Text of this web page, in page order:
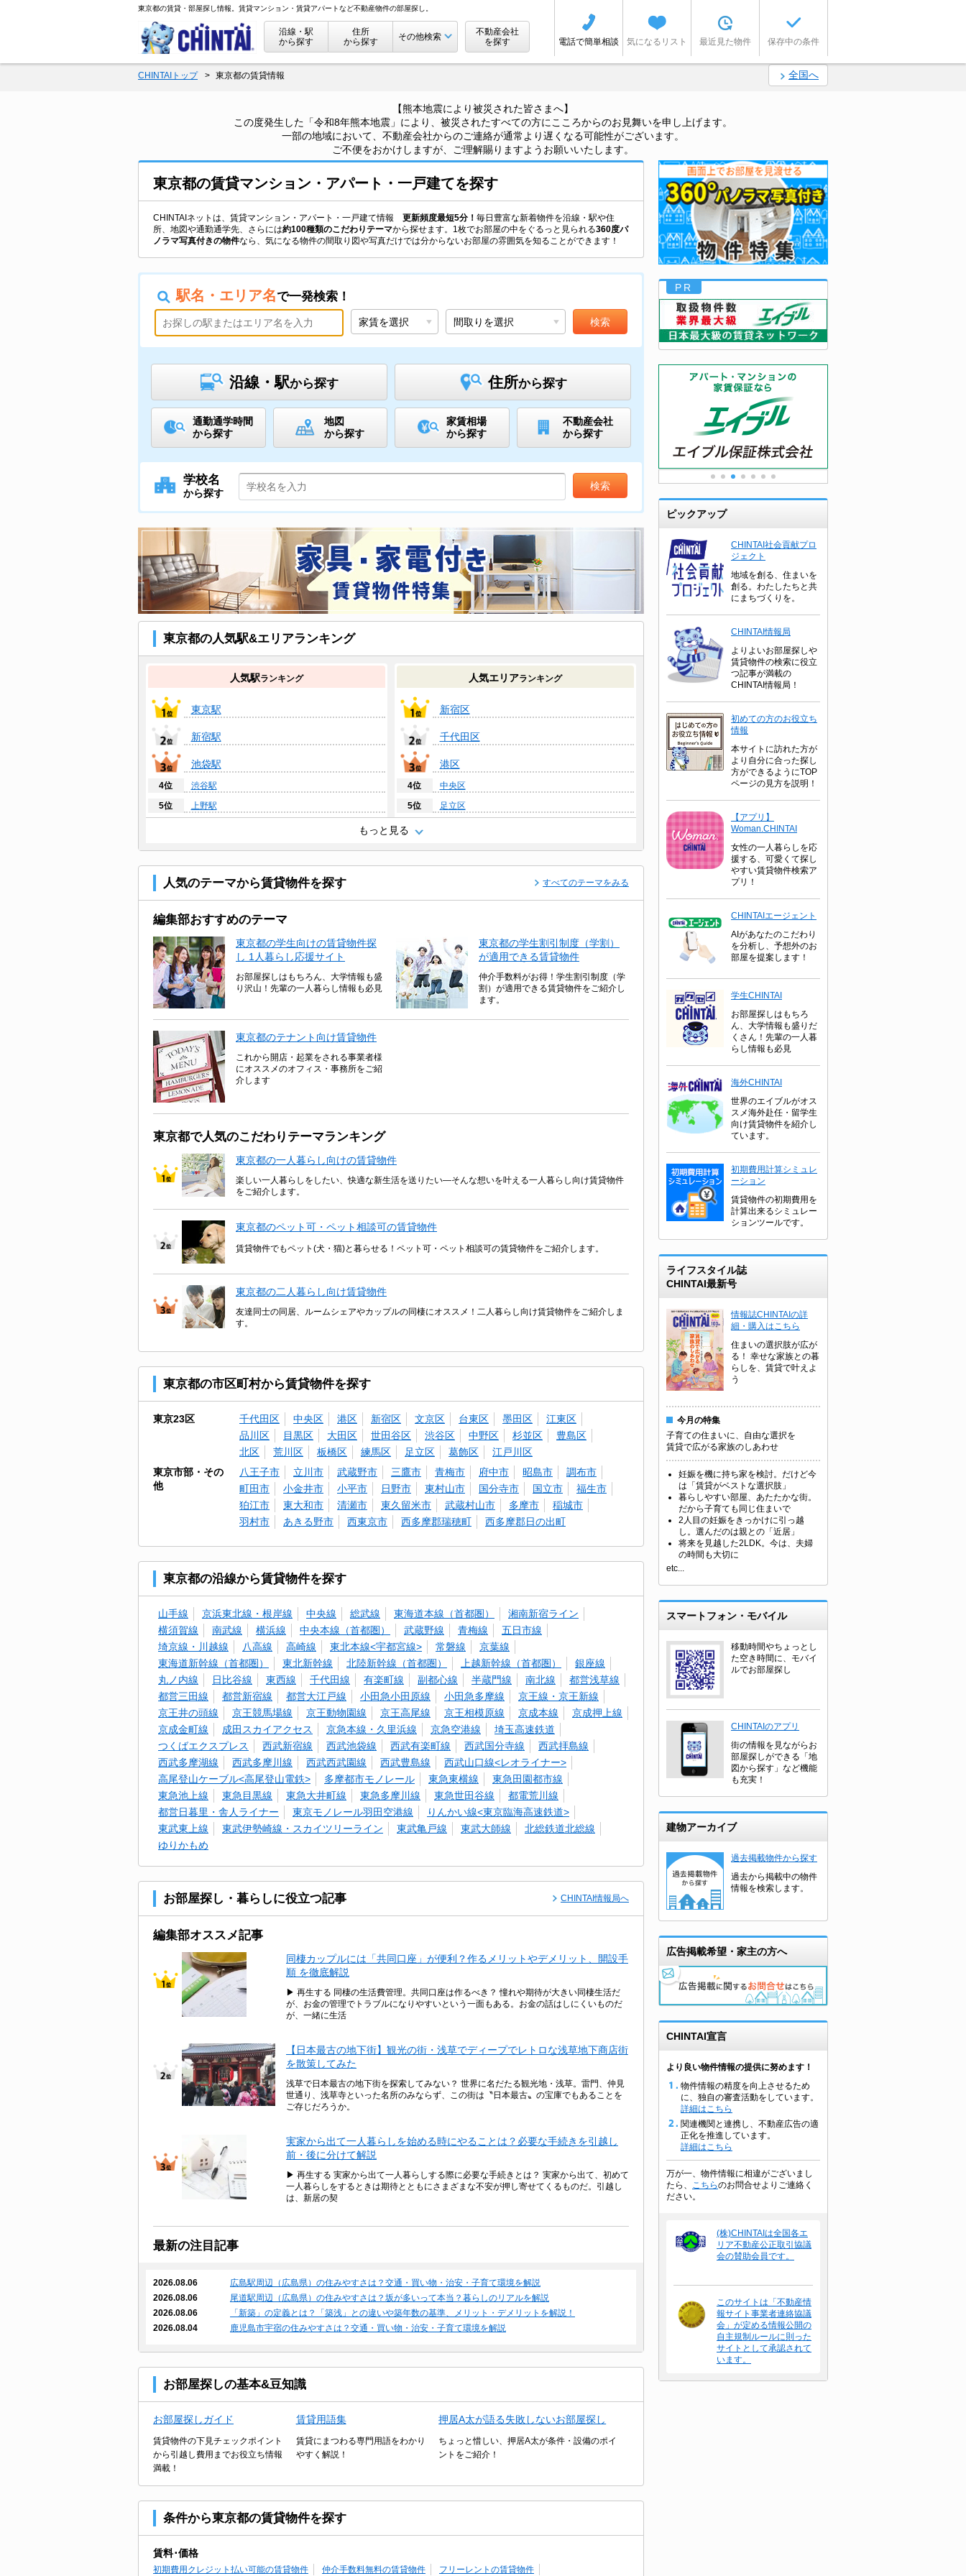
東京都の賃貸・部屋探し情報。賃貸マンション・賃貸アパートなど不動産物件の部屋探し。
沿線・駅
から探す
住所
から探す
その他検索
不動産会社
を探す
電話で簡単相談 気になるリスト 最近見た物件 保存中の条件
CHINTAIトップ 東京都の賃貸情報 全国へ
【熊本地震により被災された皆さまへ】
この度発生した「令和8年熊本地震」により、被災されたすべての方にこころからのお見舞いを申し上げます。
一部の地域において、不動産会社からのご連絡が通常より遅くなる可能性がございます。
ご不便をおかけしますが、ご理解賜りますようお願いいたします。
東京都の賃貸マンション・アパート・一戸建てを探す
CHINTAIネットは、賃貸マンション・アパート・一戸建て情報 更新頻度最短5分！ 毎日豊富な新着物件を沿線・駅や住
所、地図や通勤通学先、さらには約100種類のこだわりテーマから探せます。1枚でお部屋の中をぐるっと見られる360度パ
ノラマ写真付きの物件なら、気になる物件の間取り図や写真だけでは分からないお部屋の雰囲気を知ることができます！
駅名・エリア名で一発検索！
沿線・駅から探す 住所から探す
通勤通学時間
から探す
地図
から探す
家賃相場
から探す
不動産会社
から探す
学校名
から探す
東京都の人気駅&エリアランキング
人気駅ランキング
東京駅
新宿駅
池袋駅
4位
渋谷駅
5位
上野駅
8位
新橋駅
9位
飯田橋駅
人気エリアランキング
新宿区
千代田区
港区
4位
中央区
5位
足立区
8位
世田谷区
もっと見る
人気のテーマから賃貸物件を探す すべてのテーマをみる
編集部おすすめのテーマ
東京都の学生向けの賃貸物件探
し 1人暮らし応援サイト
お部屋探しはもちろん、大学情報も盛
り沢山！先輩の一人暮らし情報も必見
東京都の学生割引制度（学割）
が適用できる賃貸物件
仲介手数料がお得！学生割引制度（学
割）が適用できる賃貸物件をご紹介し
ます。
東京都のテナント向け賃貸物件
これから開店・起業をされる事業者様
にオススメのオフィス・事務所をご紹
介します
東京都で人気のこだわりテーマランキング
東京都の一人暮らし向けの賃貸物件
楽しい一人暮らしをしたい、快適な新生活を送りたい―そんな想いを叶える一人暮らし向け賃貸物件
をご紹介します。
東京都のペット可・ペット相談可の賃貸物件
賃貸物件でもペット(犬・猫)と暮らせる！ペット可・ペット相談可の賃貸物件をご紹介します。
東京都の二人暮らし向け賃貸物件
友達同士の同居、ルームシェアやカップルの同棲にオススメ！二人暮らし向け賃貸物件をご紹介しま
す。
東京都の市区町村から賃貸物件を探す
東京23区 千代田区 中央区 港区 新宿区 文京区 台東区 墨田区
江東区
品川区
目黒区 大田区 世田谷区 渋谷区 中野区 杉並区
豊島区
北区
荒川区 板橋区 練馬区 足立区 葛飾区
江戸川区
東京市部・その
他
八王子市 立川市 武蔵野市 三鷹市 青梅市 府中市 昭島市
調布市
町田市
小金井市 小平市 日野市 東村山市 国分寺市 国立市
福生市
狛江市
東大和市 清瀬市 東久留米市 武蔵村山市 多摩市
稲城市
羽村市
あきる野市 西東京市 西多摩郡瑞穂町 西多摩郡日の出町
東京都の沿線から賃貸物件を探す
山手線 京浜東北線・根岸線 中央線 総武線 東海道本線（首都圏）
湘南新宿ライン
横須賀線
南武線 横浜線 中央本線（首都圏） 武蔵野線 青梅線
五日市線
埼京線・川越線
八高線 高崎線 東北本線<宇都宮線> 常磐線
京葉線
東海道新幹線（首都圏）
東北新幹線 北陸新幹線（首都圏） 上越新幹線（首都圏）
銀座線
丸ノ内線
日比谷線 東西線 千代田線 有楽町線 副都心線 半蔵門線 南北線
都営浅草線
都営三田線
都営新宿線 都営大江戸線 小田急小田原線 小田急多摩線
京王線・京王新線
京王井の頭線
京王競馬場線 京王動物園線 京王高尾線 京王相模原線 京成本線
京成押上線
京成金町線
成田スカイアクセス 京急本線・久里浜線 京急空港線
埼玉高速鉄道
つくばエクスプレス
西武新宿線 西武池袋線 西武有楽町線 西武国分寺線
西武拝島線
西武多摩湖線
西武多摩川線 西武西武園線 西武豊島線
西武山口線<レオライナー>
高尾登山ケーブル<高尾登山電鉄>
多摩都市モノレール 東急東横線
東急田園都市線
東急池上線
東急目黒線 東急大井町線 東急多摩川線 東急世田谷線
都電荒川線
都営日暮里・舎人ライナー
東京モノレール羽田空港線
りんかい線<東京臨海高速鉄道>
東武東上線
東武伊勢崎線・スカイツリーライン 東武亀戸線 東武大師線
北総鉄道北総線
ゆりかもめ
お部屋探し・暮らしに役立つ記事 CHINTAI情報局へ
編集部オススメ記事
同棲カップルには「共同口座」が便利？作るメリットやデメリット、開設手
順 を徹底解説
▶ 再生する 同棲の生活費管理。共同口座は作るべき？ 憧れや期待が大きい同棲生活だ
が、お金の管理でトラブルになりやすいという一面もある。お金の話はしにくいものだ
が、一緒に生活
【日本最古の地下街】観光の街・浅草でディープでレトロな浅草地下商店街
を散策してみた
浅草で日本最古の地下街を探索してみない？ 世界に名だたる観光地・浅草。雷門、仲見
世通り、浅草寺といった名所のみならず、この街は〝日本最古〟の宝庫でもあることを
ご存じだろうか。
実家から出て一人暮らしを始める時にやることは？必要な手続きを引越し
前・後に分けて解説
▶ 再生する 実家から出て一人暮らしする際に必要な手続きとは？ 実家から出て、初めて
一人暮らしをするときは期待とともにさまざまな不安が押し寄せてくるものだ。引越し
は、新居の契
最新の注目記事
2026.08.06
広島駅周辺（広島県）の住みやすさは？交通・買い物・治安・子育て環境を解説
2026.08.06
尾道駅周辺（広島県）の住みやすさは？坂が多いって本当？暮らしのリアルを解説
2026.08.06
「新築」の定義とは？「築浅」との違いや築年数の基準、メリット・デメリットを解説！
2026.08.04
鹿児島市宇宿の住みやすさは？交通・買い物・治安・子育て環境を解説
お部屋探しの基本&豆知識
お部屋探しガイド
賃貸物件の下見チェックポイント
から引越し費用までお役立ち情報
満載！
賃貸用語集
賃貸にまつわる専門用語をわかり
やすく解説！
押居A太が語る失敗しないお部屋探し
ちょっと惜しい、押居A太が条件・設備のポイ
ントをご紹介！
条件から東京都の賃貸物件を探す
賃料･価格
初期費用クレジット払い可能の賃貸物件 仲介手数料無料の賃貸物件 フリーレントの賃貸物件
PR
ピックアップ
CHINTAI社会貢献プロ
ジェクト
地域を創る、住まいを
創る。わたしたちと共
にまちづくりを。
CHINTAI情報局
よりよいお部屋探しや
賃貸物件の検索に役立
つ記事が満載の
CHINTAI情報局！
初めての方のお役立ち
情報
本サイトに訪れた方が
より自分に合った探し
方ができるようにTOP
ページの見方を説明！
【アプリ】
Woman.CHINTAI
女性の一人暮らしを応
援する、可愛くて探し
やすい賃貸物件検索ア
プリ！
CHINTAIエージェント
AIがあなたのこだわり
を分析し、予想外のお
部屋を提案します！
学生CHINTAI
お部屋探しはもちろ
ん、大学情報も盛りだ
くさん！先輩の一人暮
らし情報も必見
海外CHINTAI
世界のエイブルがオス
スメ海外赴任・留学生
向け賃貸物件を紹介し
ています。
初期費用計算シミュレ
ーション
賃貸物件の初期費用を
計算出来るシミュレー
ションツールです。
ライフスタイル誌
CHINTAI最新号
情報誌CHINTAIの詳
細・購入はこちら
住まいの選択肢が広が
る！ 幸せな家族との暮
らしを、賃貸で叶えよ
う
今月の特集
子育ての住まいに、自由な選択を
賃貸で広がる家族のしあわせ
妊娠を機に持ち家を検討。だけど今
は「賃貸がベストな選択肢」
暮らしやすい部屋、あたたかな街。
だから子育ても同じ住まいで
2人目の妊娠をきっかけに引っ越
し。選んだのは親との「近居」
将来を見越した2LDK。今は、夫婦
の時間も大切に
etc...
スマートフォン・モバイル
移動時間やちょっとし
た空き時間に、モバイ
ルでお部屋探し
CHINTAIのアプリ
街の情報を見ながらお
部屋探しができる「地
図から探す」など機能
も充実！
建物アーカイブ
過去掲載物件から探す
過去から掲載中の物件
情報を検索します。
広告掲載希望・家主の方へ
CHINTAI宣言
より良い物件情報の提供に努めます！
物件情報の精度を向上させるため
に、独自の審査活動をしています。
詳細はこちら
関連機関と連携し、不動産広告の適
正化を推進しています。
詳細はこちら
万が一、物件情報に相違がございまし
たら、 こちらのお問合せよりご連絡く
ださい。
(株)CHINTAIは全国各エ
リア不動産公正取引協議
会の賛助会員です。
このサイトは「不動産情
報サイト事業者連絡協議
会」が定める情報公開の
自主規制ルールに則った
サイトとして承認されて
います。